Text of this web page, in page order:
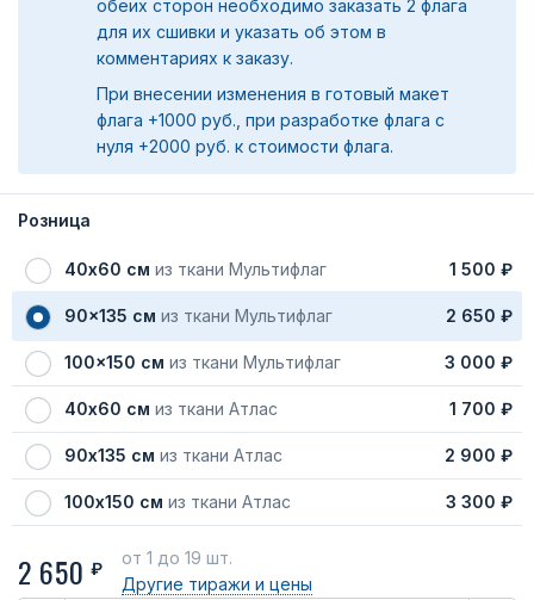
обеих сторон необходимо заказать 2 флага
для их сшивки и указать об этом в
комментариях к заказу.
При внесении изменения в готовый макет
флага +1000 руб., при разработке флага с
нуля +2000 руб. к стоимости флага.
Розница
40х60 см из ткани Мультифлаг 1 500 ₽
90x135 см из ткани Мультифлаг 2 650 ₽
100x150 см из ткани Мультифлаг 3 000 ₽
40х60 см из ткани Атлас 1 700 ₽
90х135 см из ткани Атлас 2 900 ₽
100х150 см из ткани Атлас 3 300 ₽
2 650 ₽
от 1 до 19 шт.
Другие тиражи и цены